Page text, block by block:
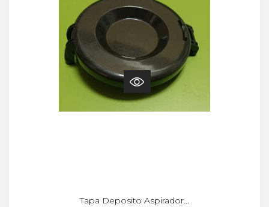
Tapa Deposito Aspirador...